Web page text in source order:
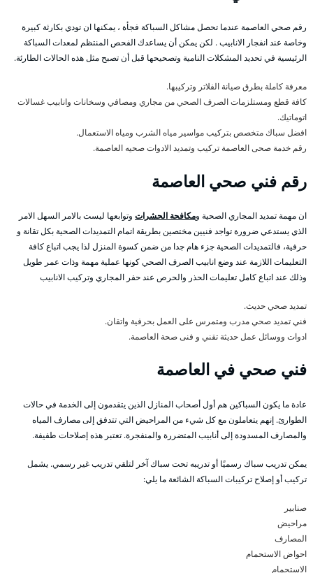
رقم صحي العاصمة عندما تحصل مشاكل السباكة فجأة ، يمكنها ان تودي بكارثة كبيرة
وخاصة عند انفجار الانابيب . لكن يمكن أن يساعدك الفحص المنتظم لمعدات السباكة
الرئيسية في تحديد المشكلات النامية وتصحيحها قبل أن تصبح مثل هذه الحالات الطارئة.
معرفة كاملة بطرق صيانة الفلاتر وتركيبها.
كافة قطع ومستلزمات الصرف الصحي من مجاري ومصافي وسخانات وانابيب غسالات
اتوماتيك.
افضل سباك متخصص بتركيب مواسير مياه الشرب ومياه الاستعمال.
رقم خدمة صحى العاصمة تركيب وتمديد الادوات صحيه العاصمة.
رقم فني صحي العاصمة
ان مهمة تمديد المجاري الصحية ومكافحة الحشرات وتوابعها ليست بالامر السهل الامر
الذي يستدعي ضرورة تواجد فنيين مختصين بطريقة اتمام التمديدات الصحية بكل تقانة و
حرفية، فالتمديدات الصحية جزء هام جدا من ضمن كسوة المنزل لذا يجب اتباع كافة
التعليمات اللازمة عند وضع انابيب الصرف الصحي كونها عملية مهمة وذات عمر طويل
وذلك عند اتباع كامل تعليمات الحذر والحرص عند حفر المجاري وتركيب الانابيب
تمديد صحي حديث.
فني تمديد صحي مدرب ومتمرس على العمل بحرفية واتقان.
ادوات ووسائل عمل حديثة تقني و فنى صحة العاصمة.
فني صحي في العاصمة
عادة ما يكون السباكين هم أول أصحاب المنازل الذين يتقدمون إلى الخدمة في حالات
الطوارئ. إنهم يتعاملون مع كل شيء من المراحيض التي تتدفق إلى مصارف المياه
والمصارف المسدودة إلى أنابيب المتضررة والمنفجرة. تعتبر هذه إصلاحات طفيفة.
يمكن تدريب سباك رسميًا أو تدريبه تحت سباك آخر لتلقي تدريب غير رسمي. يشمل
تركيب أو إصلاح تركيبات السباكة الشائعة ما يلي:
صنابير
مراحيض
المصارف
احواض الاستحمام
الاستحمام